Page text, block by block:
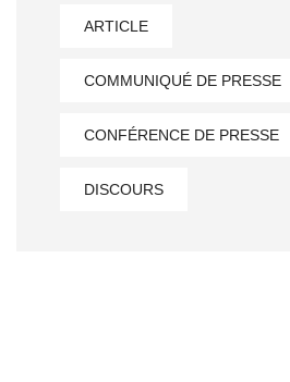
ARTICLE
COMMUNIQUÉ DE PRESSE
CONFÉRENCE DE PRESSE
DISCOURS